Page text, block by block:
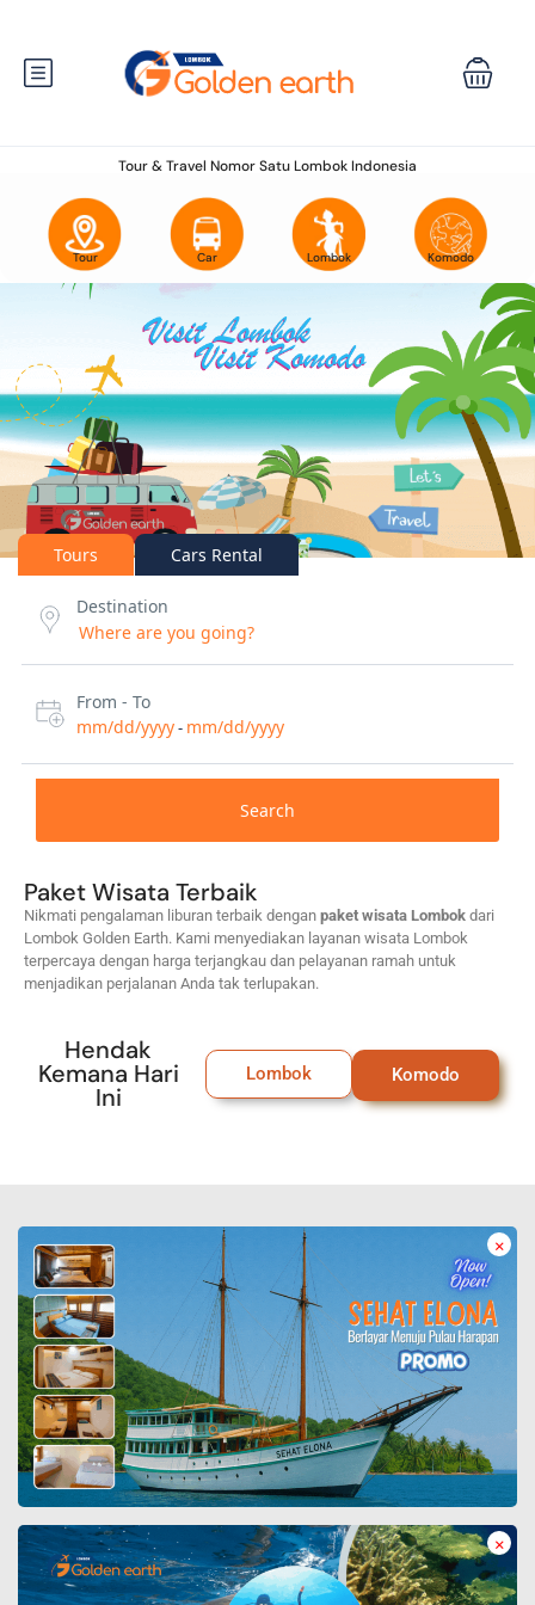
Tour & Travel Nomor Satu Lombok Indonesia
Tour Car Lombok Komodo
Tours Cars Rental
Destination
From - To
mm/dd/yyyy- mm/dd/yyyy
Search
Paket Wisata Terbaik
Nikmati pengalaman liburan terbaik dengan paket wisata Lombok dari
Lombok Golden Earth. Kami menyediakan layanan wisata Lombok
terpercaya dengan harga terjangkau dan pelayanan ramah untuk
menjadikan perjalanan Anda tak terlupakan.
Hendak
Kemana Hari
Ini
Lombok Komodo
×
×